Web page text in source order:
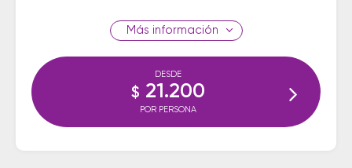
información
DESDE
$ 21.200
POR PERSONA